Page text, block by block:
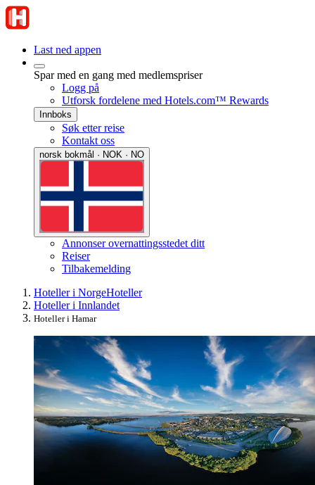
Last ned appen
Spar med en gang med medlemspriser
Logg på
Utforsk fordelene med Hotels.com™ Rewards
Innboks
Søk etter reise
Kontakt oss
norsk bokmål · NOK · NO
Annonser overnattingsstedet ditt
Reiser
Tilbakemelding
Hoteller i NorgeHoteller
Hoteller i Innlandet
Hoteller i Hamar